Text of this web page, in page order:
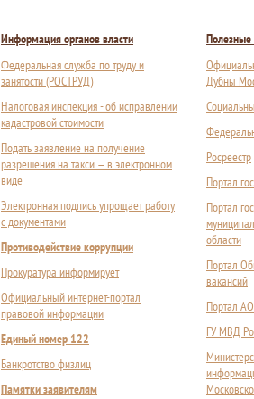
Информация органов власти
Федеральная служба по труду и
занятости (РОСТРУД)
Налоговая инспекция - об исправлении
кадастровой стоимости
Подать заявление на получение
разрешения на такси — в электронном
виде
Электронная подпись упрощает работу
с документами
Противодействие коррупции
Прокуратура информирует
Официальный интернет-портал
правовой информации
Единый номер 122
Банкротство физлиц
Памятки заявителям
Полезные
Дубны
Росреестр
Портал
Портал
области
Портал
вакансий
Портал
ГУ МВД